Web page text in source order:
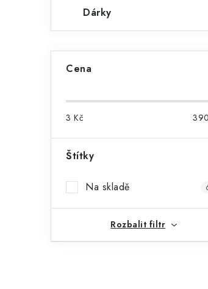
Dárky
Cena
3 Kč 390
Štítky
Na skladě
Rozbalit filtr